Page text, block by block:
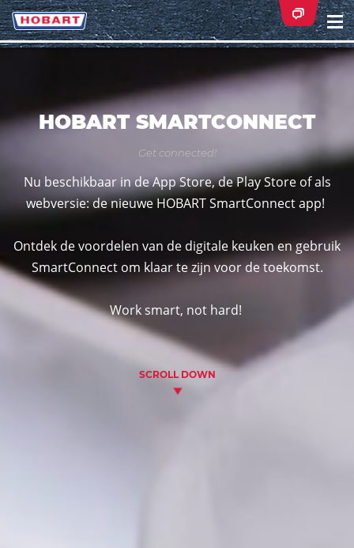
HOBART SMARTCONNECT
Get connected!
Nu beschikbaar in de App Store, de Play Store of als
webversie: de nieuwe HOBART SmartConnect app!
Ontdek de voordelen van de digitale keuken en gebruik
SmartConnect om klaar te zijn voor de toekomst.
Work smart, not hard!
SCROLL DOWN